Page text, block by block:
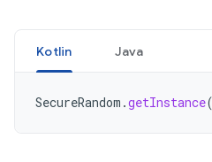
Kotlin Java
SecureRandom .getInstance(